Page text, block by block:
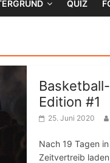
QUIZ
Edition #1
25. Juni 2020
Nach 19 Tagen
Zeitvertreib